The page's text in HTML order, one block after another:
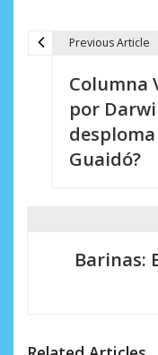
Previous Article
Columna
por
Guaidó?
Barinas: